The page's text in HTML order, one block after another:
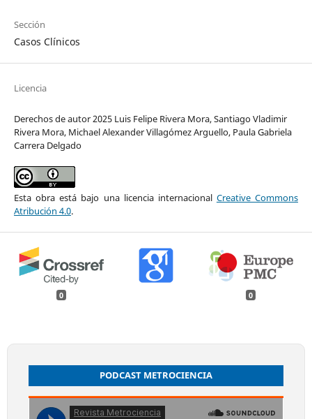
Sección
Casos Clínicos
Licencia
Derechos de autor 2025 Luis Felipe Rivera Mora, Santiago Vladimir
Rivera Mora, Michael Alexander Villagómez Arguello, Paula Gabriela
Carrera Delgado
Esta obra está bajo una licencia internacional Creative Commons
Atribución 4.0.
0 0
PODCAST METROCIENCIA